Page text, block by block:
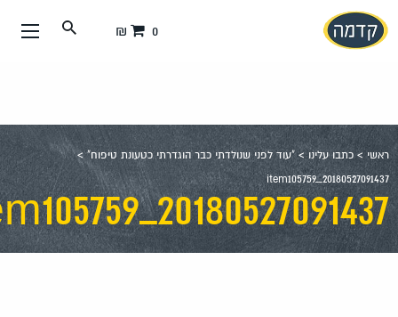
כתבו עלינו>"עוד לפני שנולדתי כבר הוגדרתי כטעונת טיפוח">